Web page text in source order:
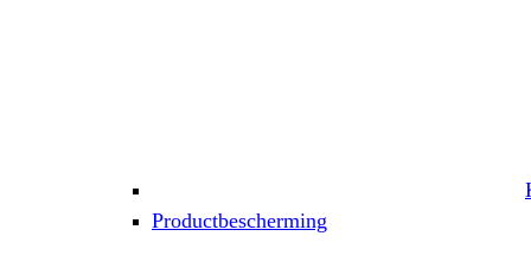
Productbescherming